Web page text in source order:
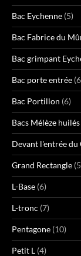
Bac Eychenne (5)
Bac Fabrice du
Bac grimpant
Bac porte entrée
Bac Portillon (6)
Bacs Mélèze huilés
Devant l'entrée du
Grand Rectangle
L-Base (6)
L-tronc (7)
Pentagone (10)
Petit L (4)